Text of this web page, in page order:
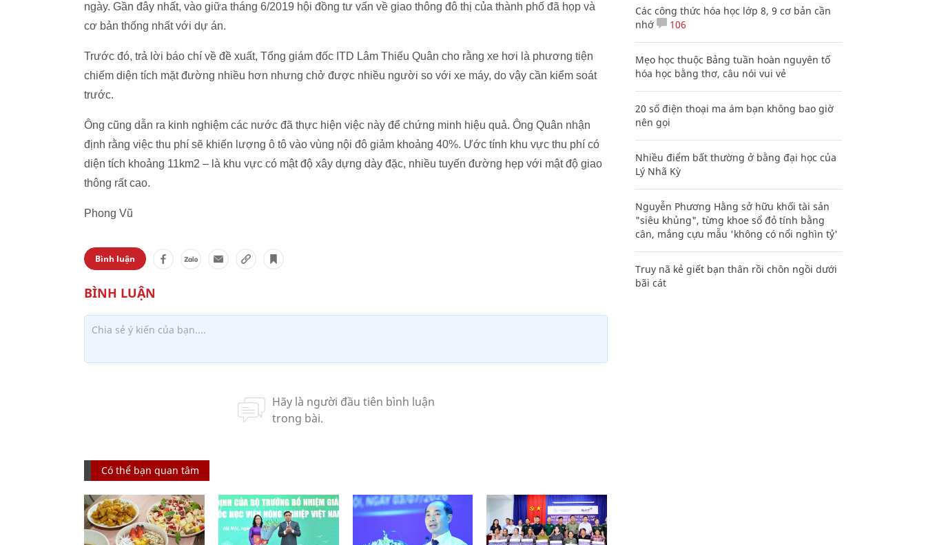
ngày. Gần đây nhất, vào giữa tháng 6/2019 hội đồng tư vấn về giao thông đô thị của thành phố đã họp và
cơ bản thống nhất với dự án.
Trước đó, trả lời báo chí về đề xuất, Tổng giám đốc ITD Lâm Thiếu Quân cho rằng xe hơi là phương tiện
chiếm diện tích mặt đường nhiều hơn nhưng chở được nhiều người so với xe máy, do vậy cần kiểm soát
trước.
Ông cũng dẫn ra kinh nghiệm các nước đã thực hiện việc này để chứng minh hiệu quả. Ông Quân nhận
định rằng việc thu phí sẽ khiến lượng ô tô vào vùng nội đô giảm khoảng 40%. Ước tính khu vực thu phí có
diện tích khoảng 11km2 – là khu vực có mật độ xây dựng dày đặc, nhiều tuyến đường hẹp với mật độ giao
thông rất cao.
Phong Vũ
Bình luận
Có thể bạn quan tâm
Các công thức hóa học lớp 8, 9 cơ bản cần
nhớ
106
Mẹo học thuộc Bảng tuần hoàn nguyên tố
hóa học bằng thơ, câu nói vui vẻ
20 số điện thoại ma ám bạn không bao giờ
nên gọi
Nhiều điểm bất thường ở bằng đại học của
Lý Nhã Kỳ
Nguyễn Phương Hằng sở hữu khối tài sản
"siêu khủng", từng khoe sổ đỏ tính bằng
cân, mắng cựu mẫu 'không có nổi nghìn tỷ'
Truy nã kẻ giết bạn thân rồi chôn ngồi dưới
bãi cát